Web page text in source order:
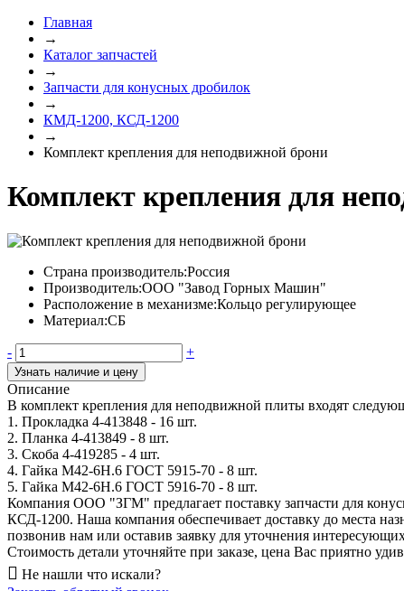
Главная
→
Каталог запчастей
→
Запчасти для конусных дробилок
→
КМД-1200, КСД-1200
→
Комплект крепления для неподвижной брони
Комплект крепления для
Страна производитель:Россия
Производитель:ООО "Завод Горных Машин"
Расположение в механизме:Кольцо регулирующее
Материал:СБ
- +
Узнать наличие и цену
Описание
В комплект крепления для неподвижной плиты входят
1. Прокладка 4-413848 - 16 шт.
2. Планка 4-413849 - 8 шт.
3. Скоба 4-419285 - 4 шт.
4. Гайка М42-6Н.6 ГОСТ 5915-70 - 8 шт.
5. Гайка М42-6Н.6 ГОСТ 5916-70 - 8 шт.
Компания ООО "ЗГМ" предлагает поставку запчасти для
КСД-1200. Наша компания обеспечивает доставку до места
позвонив нам или оставив заявку для уточнения
Стоимость детали уточняйте при заказе, цена Вас приятно
Не нашли что искали?